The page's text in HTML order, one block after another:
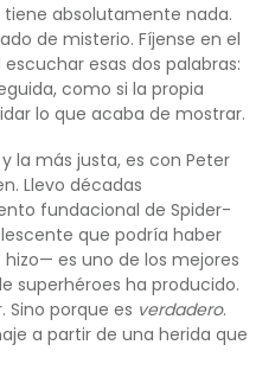
tiene absolutamente nada.
de misterio. Fíjense en el
esas dos palabras:
como si la propia
lo que acaba de mostrar.
la más justa, es con Peter
Llevo décadas
fundacional de Spider-
que podría haber
es uno de los mejores
superhéroes ha producido.
Sino porque es verdadero.
a partir de una herida que